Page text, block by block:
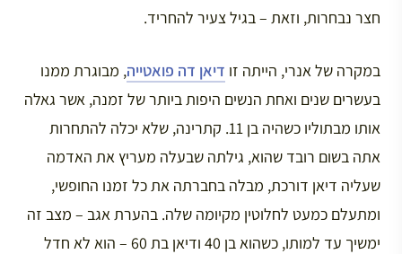
חצר נבחרות, וזאת – בגיל צעיר להחריד.
במקרה של אנרי, הייתה זו דיאן דה פואטייה, מבוגרת ממנו
בעשרים שנים ואחת הנשים היפות ביותר של זמנה, אשר גאלה
אותו מבתוליו כשהיה בן 11. קתרינה, שלא יכלה להתחרות
אתה בשום רובד שהוא, גילתה שבעלה מעריץ את האדמה
שעליה דיאן דורכת, מבלה בחברתה את כל זמנו החופשי,
ומתעלם כמעט לחלוטין מקיומה שלה. בהערת אגב – מצב זה
ימשיך עד למותו, כשהוא בן 40 ודיאן בת 60 – הוא לא חדל